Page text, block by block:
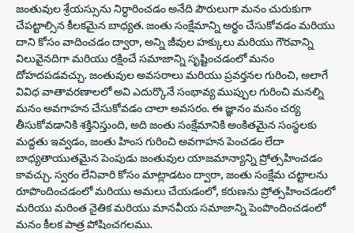
జంతువుల శ్రేయస్సును నిర్ధారించడం అనేది పౌరులుగా మనం చురుకుగా
చేపట్టాల్సిన కీలకమైన బాధ్యత. జంతు సంక్షేమాన్ని అర్థం చేసుకోవడం మరియు
దాని కోసం వాదించడం ద్వారా, అన్ని జీవుల హక్కులు మరియు గౌరవాన్ని
విలువైనదిగా మరియు రక్షించే సమాజాన్ని సృష్టించడంలో మనం
దోహదపడవచ్చు. జంతువుల అవసరాలు మరియు ప్రవర్తనల గురించి, అలాగే
వివిధ వాతావరణాలలో అవి ఎదుర్కొనే సంభావ్య ముప్పుల గురించి మనల్ని
మనం అవగాహన చేసుకోవడం చాలా అవసరం. ఈ జ్ఞానం మనం చర్య
తీసుకోవడానికి శక్తినిస్తుంది, అది జంతు సంక్షేమానికి అంకితమైన సంస్థలకు
మద్దతు ఇవ్వడం, జంతు హింస గురించి అవగాహన పెంచడం లేదా
బాధ్యతాయుతమైన పెంపుడు జంతువుల యాజమాన్యాన్ని ప్రోత్సహించడం
కావచ్చు. స్వరం లేనివారి కోసం మాట్లాడటం ద్వారా, జంతు సంక్షేమ చట్టాలను
రూపొందించడంలో మరియు అమలు చేయడంలో, కరుణను ప్రోత్సహించడంలో
మరియు మరింత నైతిక మరియు మానవీయ సమాజాన్ని పెంపొందించడంలో
మనం కీలక పాత్ర పోషించగలము.